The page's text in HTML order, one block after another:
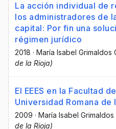
La acción individual de
los administradores de
capital: Por fin una
régimen jurídico
2018 · María Isabel Grimaldos
de la Rioja)
El EEES en la Facultad
Universidad Romana de
2009 · María Isabel Grimaldos
de la Rioja)